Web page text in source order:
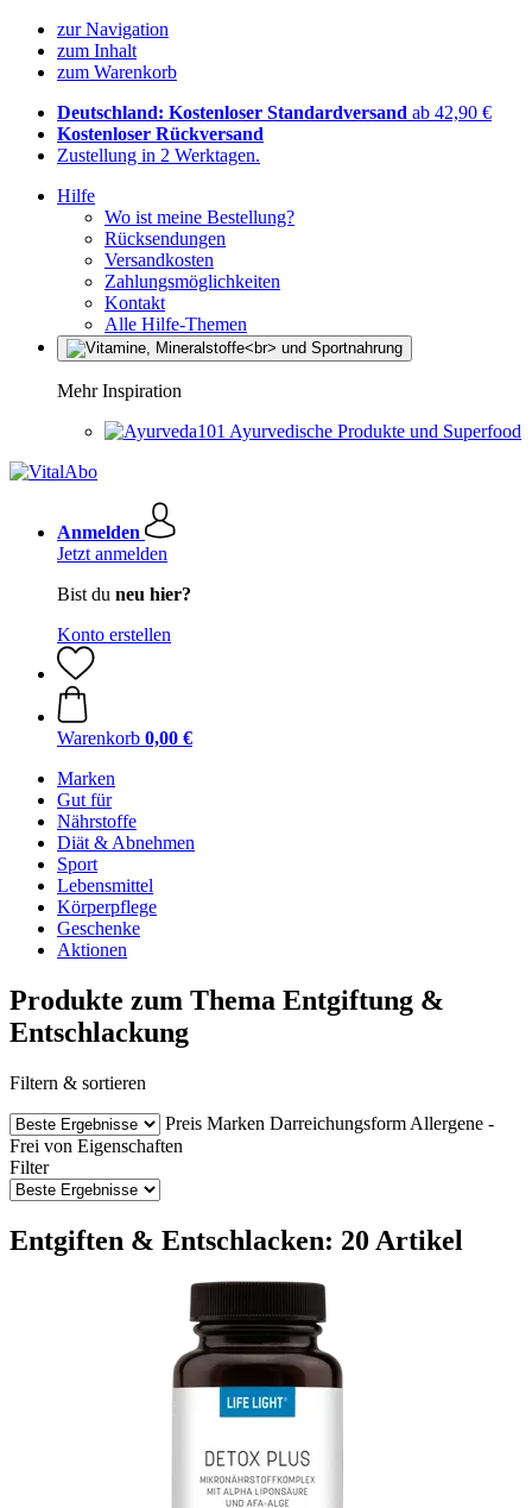
zur Navigation
zum Inhalt
zum Warenkorb
Deutschland: Kostenloser Standardversand ab 42,90 €
Kostenloser Rückversand
Zustellung in 2 Werktagen.
Hilfe
Wo ist meine Bestellung?
Rücksendungen
Versandkosten
Zahlungsmöglichkeiten
Kontakt
Alle Hilfe-Themen
Mehr Inspiration
Ayurvedische Produkte und Superfood
Anmelden
Jetzt anmelden
Bist du neu hier?
Konto erstellen
Warenkorb 0,00 €
Marken
Gut für
Nährstoffe
Diät & Abnehmen
Sport
Lebensmittel
Körperpflege
Geschenke
Aktionen
Produkte zum Thema Entgiftung &
Entschlackung
Filtern & sortieren
Preis Marken Darreichungsform Allergene -
Frei von Eigenschaften
Filter
Entgiften & Entschlacken: 20 Artikel